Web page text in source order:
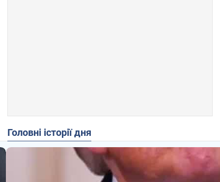
Головні історії дня